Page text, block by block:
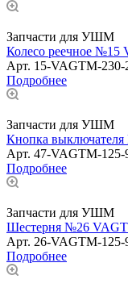
Запчасти для УШМ
Колесо реечное №15
Арт. 15-VAGTM-230-
Подробнее
Запчасти для УШМ
Кнопка
Арт. 47-VAGTM-125-
Подробнее
Запчасти для УШМ
Шестерня №26
Арт. 26-VAGTM-125-
Подробнее